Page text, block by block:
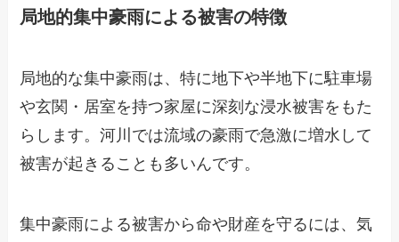
局地的集中豪雨による被害の特徴
局地的な集中豪雨は、特に地下や半地下に駐車場
や玄関・居室を持つ家屋に深刻な浸水被害をもた
らします。河川では流域の豪雨で急激に増水して
被害が起きることも多いんです。
集中豪雨による被害から命や財産を守るには、気